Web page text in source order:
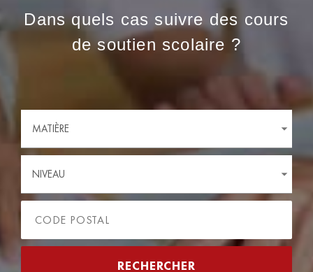
Dans quels cas suivre des cours
de soutien scolaire ?
MATIÈRE
NIVEAU